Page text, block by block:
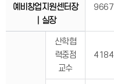
예비창업지원센터장
｜실장
9667
산학협
력중점
교수
4184